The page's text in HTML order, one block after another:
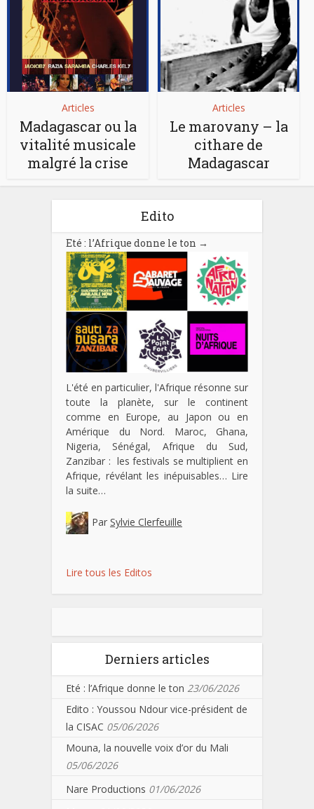
Articles
Madagascar ou la
vitalité musicale
malgré la crise
Articles
Le marovany – la
cithare de
Madagascar
Edito
Eté : l’Afrique donne le ton →
L'été en particulier, l'Afrique résonne sur
toute la planète, sur le continent
comme en Europe, au Japon ou en
Amérique du Nord. Maroc, Ghana,
Nigeria, Sénégal, Afrique du Sud,
Zanzibar : les festivals se multiplient en
Afrique, révélant les inépuisables… Lire
la suite…
Par Sylvie Clerfeuille
Lire tous les Editos
Derniers articles
Eté : l’Afrique donne le ton 23/06/2026
Edito : Youssou Ndour vice-président de
la CISAC 05/06/2026
Mouna, la nouvelle voix d’or du Mali
05/06/2026
Nare Productions 01/06/2026